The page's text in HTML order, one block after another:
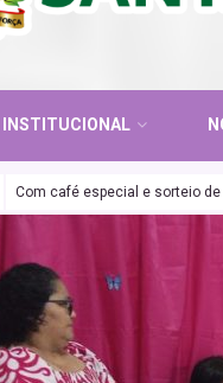
INSTITUCIONAL
Com café especial e sorteio